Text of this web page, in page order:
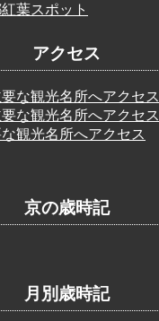
葉スポット
アクセス
な観光名所へアクセス
な観光名所へアクセス
観光名所へアクセス
京の歳時記
月別歳時記